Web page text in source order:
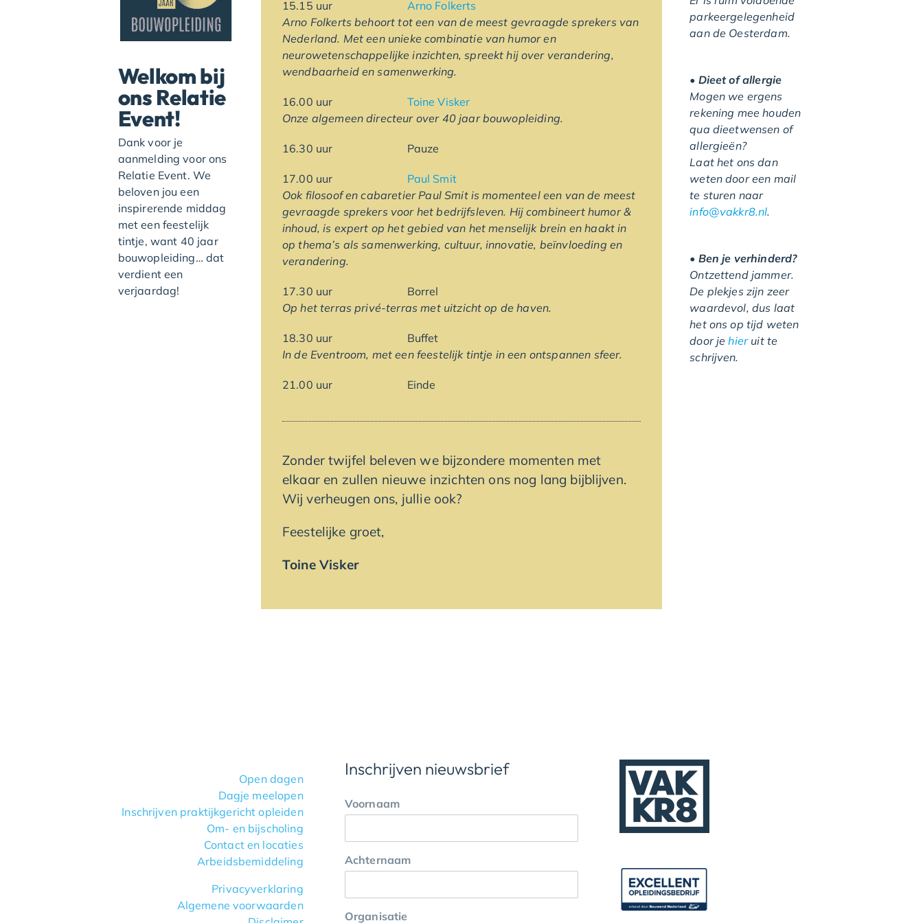
Welkom bij
ons Relatie
Event!
Dank voor je
aanmelding voor ons
Relatie Event. We
beloven jou een
inspirerende middag
met een feestelijk
tintje, want 40 jaar
bouwopleiding… dat
verdient een
verjaardag!
15.15 uur Arno Folkerts
Arno Folkerts behoort tot een van de meest gevraagde sprekers van
Nederland. Met een unieke combinatie van humor en
neurowetenschappelijke inzichten, spreekt hij over verandering,
wendbaarheid en samenwerking.
16.00 uur Toine Visker
Onze algemeen directeur over 40 jaar bouwopleiding.
16.30 uur Pauze
17.00 uur Paul Smit
Ook filosoof en cabaretier Paul Smit is momenteel een van de meest
gevraagde sprekers voor het bedrijfsleven. Hij combineert humor &
inhoud, is expert op het gebied van het menselijk brein en haakt in
op thema’s als samenwerking, cultuur, innovatie, beïnvloeding en
verandering.
17.30 uur Borrel
Op het terras privé-terras met uitzicht op de haven.
18.30 uur Buffet
In de Eventroom, met een feestelijk tintje in een ontspannen sfeer.
21.00 uur Einde
Zonder twijfel beleven we bijzondere momenten met
elkaar en zullen nieuwe inzichten ons nog lang bijblijven.
Wij verheugen ons, jullie ook?
Feestelijke groet,
Toine Visker
parkeergelegenheid
aan de Oesterdam.
• Dieet of allergie
Mogen we ergens
rekening mee houden
qua dieetwensen of
allergieën?
Laat het ons dan
weten door een mail
te sturen naar
info@vakkr8.nl.
• Ben je verhinderd?
Ontzettend jammer.
De plekjes zijn zeer
waardevol, dus laat
het ons op tijd weten
door jehieruit te
schrijven.
Open dagen
Dagje meelopen
Inschrijven praktijkgericht opleiden
Om- en bijscholing
Contact en locaties
Arbeidsbemiddeling
Privacyverklaring
Algemene voorwaarden
Inschrijven nieuwsbrief
Voornaam
Achternaam
Organisatie